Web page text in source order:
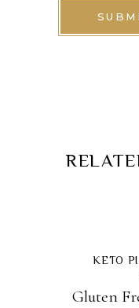
KETO
Gluten